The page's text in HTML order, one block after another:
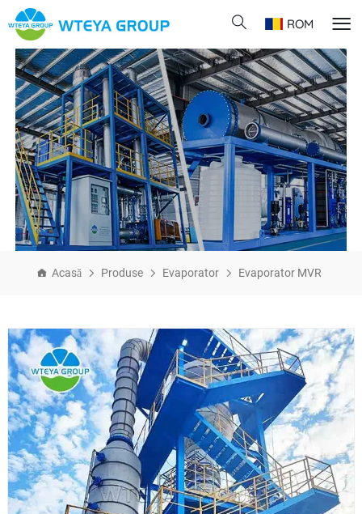
ROM
Acasă Produse Evaporator Evaporator MVR